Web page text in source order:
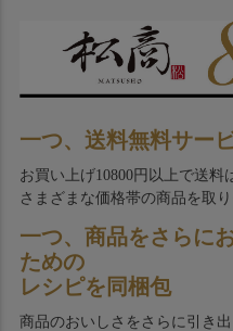
一つ、送料無料サー
お買い上げ10800円以上で送料
さまざまな価格帯の商品を取
一つ、商品をさらに
ための
レシピを同梱包
商品のおいしさをさらに引き